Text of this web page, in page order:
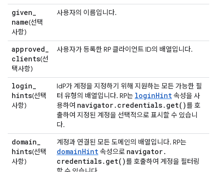
given_
name(선택
사항)
사용자의 이름입니다.
approved_
clients(선
택사항)
사용자가 등록한 RP 클라이언트 ID의 배열입니다.
login_
hints(선택
사항)
IdP가 계정을 지정하기 위해 지원하는 모든 가능한 필
터 유형의 배열입니다. RP는 loginHint속성을 사
용하여 navigator. credentials. get( )를 호
출하여 지정된 계정을 선택적으로 표시할 수 있습니
다.
domain_
hints(선택
사항)
계정과 연결된 모든 도메인의 배열입니다. RP는
domainHint속성으로 navigator.
credentials. get( )를 호출하여 계정을 필터링